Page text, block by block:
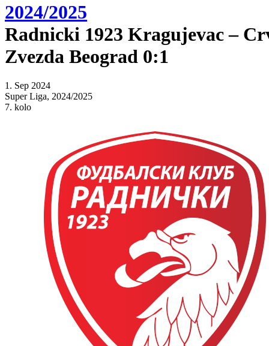
2024/2025
Radnicki 1923 Kragujevac –
Zvezda Beograd 0:1
1. Sep 2024
Super Liga, 2024/2025
7. kolo